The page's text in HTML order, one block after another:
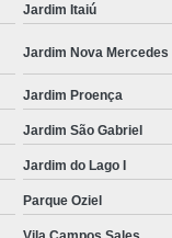
Jardim Itaiú
Jardim Nova Mercedes
Jardim Proença
Jardim São Gabriel
Jardim do Lago I
Parque Oziel